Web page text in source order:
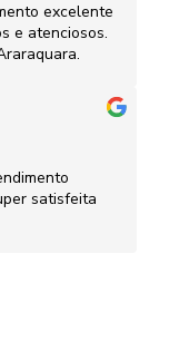
excelente
satisfeita